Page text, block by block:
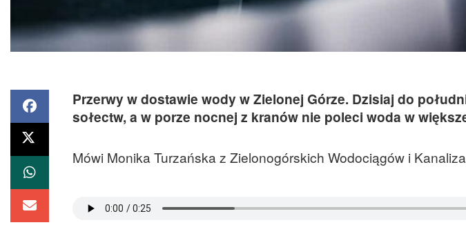
Przerwy w dostawie wody w Zielonej Górze. Dzisiaj do
sołectw, a w porze nocnej z kranów nie poleci woda w
Mówi Monika Turzańska z Zielonogórskich Wodociągów i